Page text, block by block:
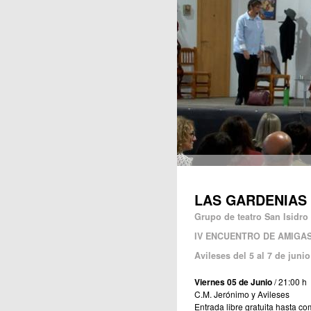
LAS GARDENIAS
Grupo de teatro San
IV ENCUENTRO DE
Avileses del 5 al 7 de junio
Viernes 05 de Junio/ 21:00 h
C.M. Jerónimo y Avileses
Entrada libre gratuita hasta